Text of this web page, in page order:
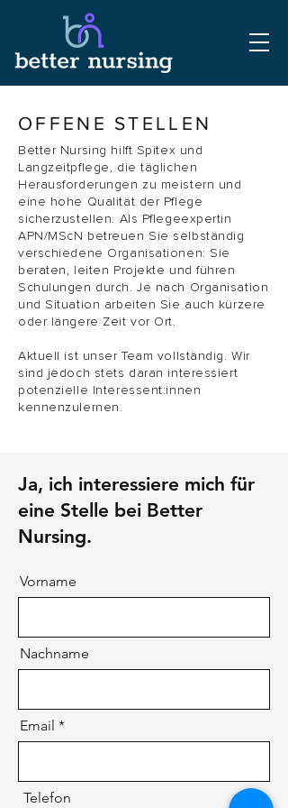
OFFENE STELLEN
Better Nursing hilft Spitex und
Langzeitpflege, die täglichen
Herausforderungen zu meistern und
eine hohe Qualität der Pflege
sicherzustellen. Als Pflegeexpertin
APN/MScN betreuen Sie selbständig
verschiedene Organisationen: Sie
beraten, leiten Projekte und führen
Schulungen durch. Je nach Organisation
und Situation arbeiten Sie auch kürzere
oder längere Zeit vor Ort.
Aktuell ist unser Team vollständig. Wir
sind jedoch stets daran interessiert
potenzielle Interessent:innen
kennenzulernen.
Ja, ich interessiere mich für
eine Stelle bei Better
Nursing.
Vorname
Nachname
Email
Telefon